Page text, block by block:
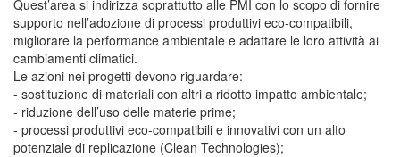
Quest’area si indirizza soprattutto alle PMI con lo scopo di fornire
supporto nell’adozione di processi produttivi eco-compatibili,
migliorare la performance ambientale e adattare le loro attività ai
cambiamenti climatici.
Le azioni nei progetti devono riguardare:
- sostituzione di materiali con altri a ridotto impatto ambientale;
- riduzione dell’uso delle materie prime;
- processi produttivi eco-compatibili e innovativi con un alto
potenziale di replicazione (Clean Technologies);